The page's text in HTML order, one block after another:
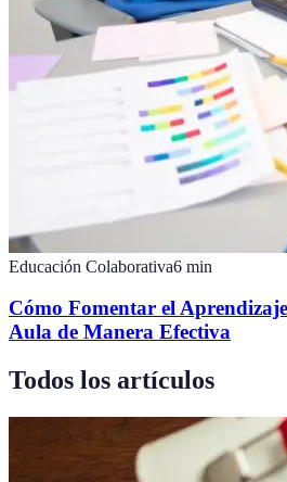
Educación Colaborativa6 min
Cómo Fomentar el
Aula de Manera Efectiva
Todos los artículos